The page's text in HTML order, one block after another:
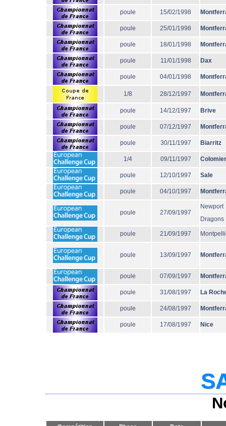
poule 15/02/1998
poule 25/01/1998
poule 18/01/1998
poule 11/01/1998 Dax
poule 04/01/1998
1/8 28/12/1997
poule 14/12/1997 Brive
poule 07/12/1997
poule 30/11/1997 Biarritz
1/4 09/11/1997
poule 12/10/1997 Sale
poule 04/10/1997
poule 27/09/1997
Newport
Dragons
poule 21/09/1997
poule 13/09/1997
poule 07/09/1997
poule 31/08/1997 La
poule 24/08/1997
poule 17/08/1997 Nice